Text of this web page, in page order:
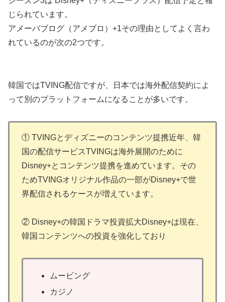
じられています。
アメーバブログ（アメブロ）+1その理由としてよく言わ
れているのが次の2つです。
韓国ではTVING配信ですが、日本では海外配信契約によ
って別のプラットフォームになることが多いです。
① TVINGとディズニーのコンテンツ提携近年、韓
国の配信サービスTVINGは海外展開のために
Disney+とコンテンツ提携を進めています。その
ためTVINGオリジナル作品の一部がDisney+で世
界配信されるケースが増えています。
② Disney+の韓国ドラマ投資拡大Disney+は現在、
韓国コンテンツへの投資を強化しており
ムービング
カジノ